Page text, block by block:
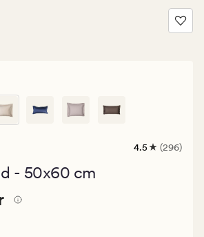
296
4.5 (296)
- 50x60 cm
kr